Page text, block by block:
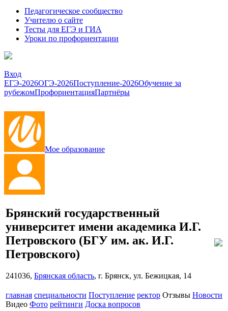
Педагогическое сообщество
Учителю о сайте
Тесты для ЕГЭ и ГИА
Уроки по профориентации
Вход
ЕГЭ-2026ОГЭ-2026Поступление-2026Обучение за
рубежомПрофориентацияПартнёры
Мое образование
Брянский государственный
университет имени академика И.Г.
Петровского (БГУ им. ак. И.Г.
Петровского)
241036, Брянская область, г. Брянск, ул. Бежицкая, 14
главная специальности Поступление ректор Отзывы Новости
Видео Фото рейтинги Доска вопросов